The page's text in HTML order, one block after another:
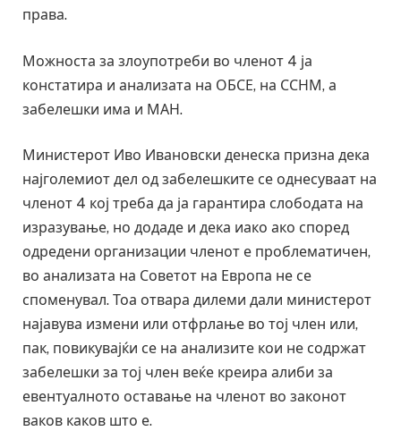
права.
Можноста за злоупотреби во членот 4 ја
констатира и анализата на ОБСЕ, на ССНМ, а
забелешки има и МАН.
Министерот Иво Ивановски денеска призна дека
најголемиот дел од забелешките се однесуваат на
членот 4 кој треба да ја гарантира слободата на
изразување, но додаде и дека иако ако според
одредени организации членот е проблематичен,
во анализата на Советот на Европа не се
споменувал. Тоа отвара дилеми дали министерот
најавува измени или отфрлање во тој член или,
пак, повикувајќи се на анализите кои не содржат
забелешки за тој член веќе креира алиби за
евентуалното оставање на членот во законот
ваков каков што е.